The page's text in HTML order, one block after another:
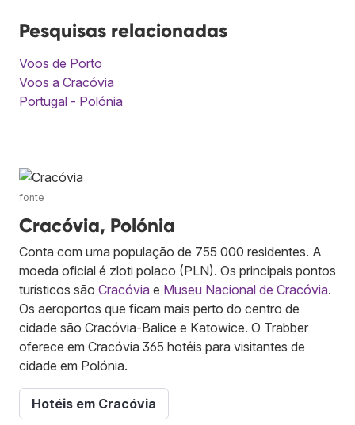
Pesquisas relacionadas
Voos de Porto
Voos a Cracóvia
Portugal - Polónia
fonte
Cracóvia, Polónia
Conta com uma população de 755 000 residentes. A
moeda oficial é zloti polaco (PLN). Os principais pontos
turísticos são Cracóvia e Museu Nacional de Cracóvia.
Os aeroportos que ficam mais perto do centro de
cidade são Cracóvia-Balice e Katowice. O Trabber
oferece em Cracóvia 365 hotéis para visitantes de
cidade em Polónia.
Hotéis em Cracóvia